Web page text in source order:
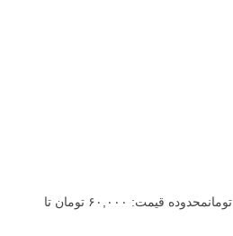
تومان
محدوده قیمت: ۶۰,۰۰۰ تومان تا